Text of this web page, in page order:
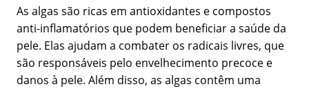
As algas são ricas em antioxidantes e compostos
anti-inflamatórios que podem beneficiar a saúde da
pele. Elas ajudam a combater os radicais livres, que
são responsáveis pelo envelhecimento precoce e
danos à pele. Além disso, as algas contêm uma